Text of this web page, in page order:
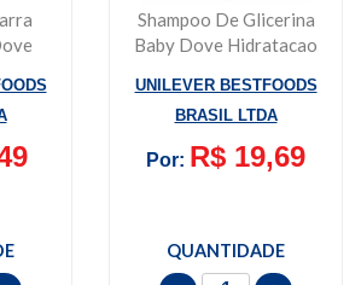
Shampoo De Glicerina
Baby Dove Hidratacao
UNILEVER BESTFOODS
BRASIL LTDA
Por: R$ 19,69
QUANTIDADE